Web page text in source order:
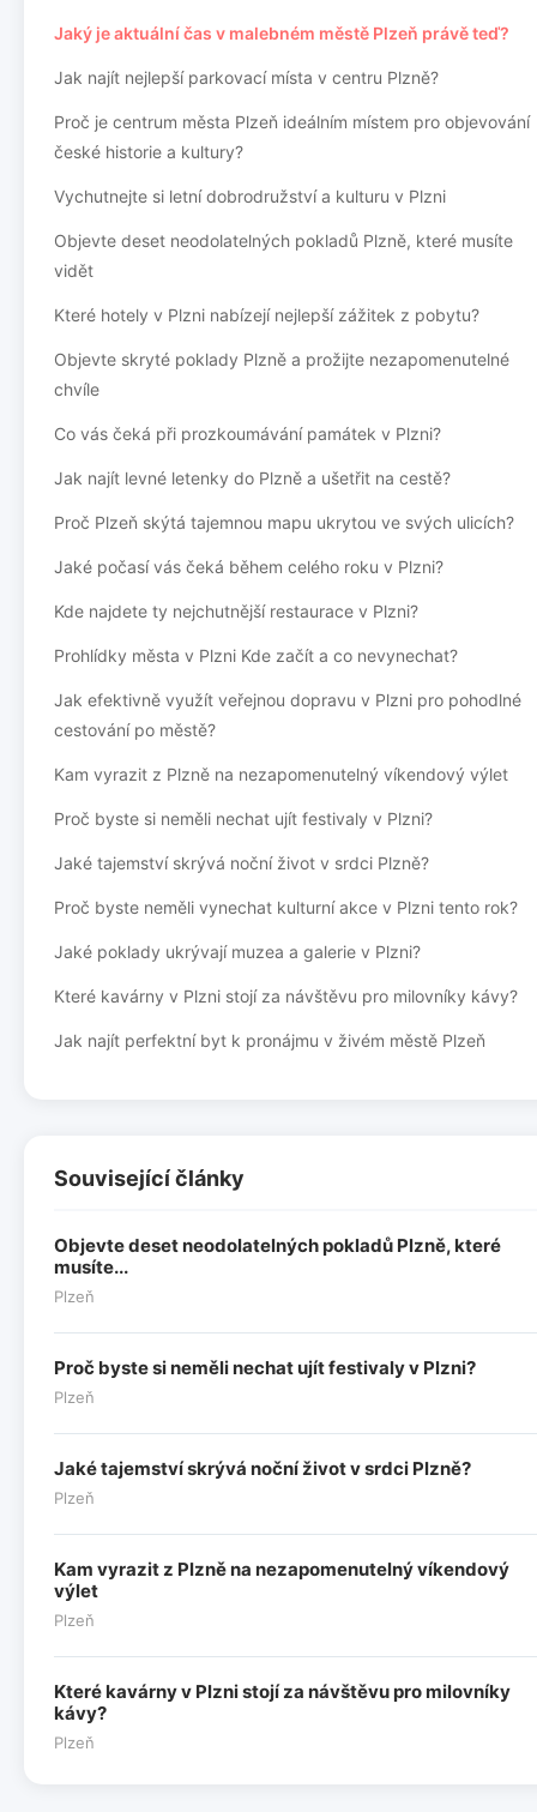
Jaký je aktuální čas v malebném městě Plzeň právě teď?
Jak najít nejlepší parkovací místa v centru Plzně?
Proč je centrum města Plzeň ideálním místem pro objevování
české historie a kultury?
Vychutnejte si letní dobrodružství a kulturu v Plzni
Objevte deset neodolatelných pokladů Plzně, které musíte
vidět
Které hotely v Plzni nabízejí nejlepší zážitek z pobytu?
Objevte skryté poklady Plzně a prožijte nezapomenutelné
chvíle
Co vás čeká při prozkoumávání památek v Plzni?
Jak najít levné letenky do Plzně a ušetřit na cestě?
Proč Plzeň skýtá tajemnou mapu ukrytou ve svých ulicích?
Jaké počasí vás čeká během celého roku v Plzni?
Kde najdete ty nejchutnější restaurace v Plzni?
Prohlídky města v Plzni Kde začít a co nevynechat?
Jak efektivně využít veřejnou dopravu v Plzni pro pohodlné
cestování po městě?
Kam vyrazit z Plzně na nezapomenutelný víkendový výlet
Proč byste si neměli nechat ujít festivaly v Plzni?
Jaké tajemství skrývá noční život v srdci Plzně?
Proč byste neměli vynechat kulturní akce v Plzni tento rok?
Jaké poklady ukrývají muzea a galerie v Plzni?
Které kavárny v Plzni stojí za návštěvu pro milovníky kávy?
Jak najít perfektní byt k pronájmu v živém městě Plzeň
Související články
Objevte deset neodolatelných pokladů Plzně, které
musíte...
Plzeň
Proč byste si neměli nechat ujít festivaly v Plzni?
Plzeň
Jaké tajemství skrývá noční život v srdci Plzně?
Plzeň
Kam vyrazit z Plzně na nezapomenutelný víkendový
výlet
Plzeň
Které kavárny v Plzni stojí za návštěvu pro milovníky
kávy?
Plzeň